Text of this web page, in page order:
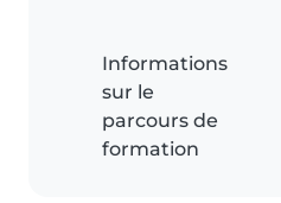
Informations
sur le
parcours de
formation